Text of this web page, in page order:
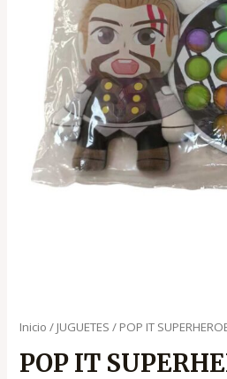
Inicio / JUGUETES / POP IT
POP IT